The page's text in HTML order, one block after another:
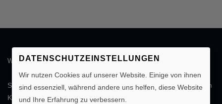
WIR BERATEN SIE GERN!
Schicken Sie uns einfach Ihreindividuelle Anfrage. Sie erhalten in
Kürze die gewünschten Informationen oder ein entsprechendes
DATENSCHUTZEINSTELLUNGEN
Wir nutzen Cookies auf unserer Website. Einige von ihnen
sind essenziell, während andere uns helfen, diese Website
und Ihre Erfahrung zu verbessern.